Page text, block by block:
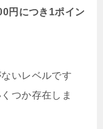
円につき1ポイン
いレベルです
つか存在しま